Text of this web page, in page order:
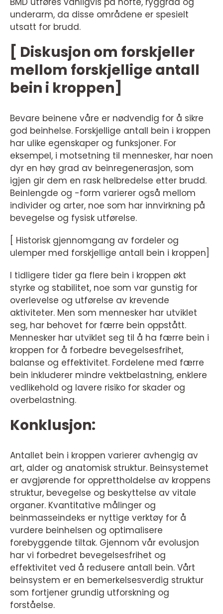
underarm, da disse områdene er spesielt
utsatt for brudd.
[ Diskusjon om forskjeller
mellom forskjellige antall
bein i kroppen]
Bevare beinene våre er nødvendig for å sikre
god beinhelse. Forskjellige antall bein i kroppen
har ulike egenskaper og funksjoner. For
eksempel, i motsetning til mennesker, har noen
dyr en høy grad av beinregenerasjon, som
igjen gir dem en rask helbredelse etter brudd.
Beinlengde og -form varierer også mellom
individer og arter, noe som har innvirkning på
bevegelse og fysisk utførelse.
[ Historisk gjennomgang av fordeler og
ulemper med forskjellige antall bein i kroppen]
I tidligere tider ga flere bein i kroppen økt
styrke og stabilitet, noe som var gunstig for
overlevelse og utførelse av krevende
aktiviteter. Men som mennesker har utviklet
seg, har behovet for færre bein oppstått.
Mennesker har utviklet seg til å ha færre bein i
kroppen for å forbedre bevegelsesfrihet,
balanse og effektivitet. Fordelene med færre
bein inkluderer mindre vektbelastning, enklere
vedlikehold og lavere risiko for skader og
overbelastning.
Konklusjon:
Antallet bein i kroppen varierer avhengig av
art, alder og anatomisk struktur. Beinsystemet
er avgjørende for opprettholdelse av kroppens
struktur, bevegelse og beskyttelse av vitale
organer. Kvantitative målinger og
beinmasseindeks er nyttige verktøy for å
vurdere beinhelsen og optimalisere
forebyggende tiltak. Gjennom vår evolusjon
har vi forbedret bevegelsesfrihet og
effektivitet ved å redusere antall bein. Vårt
beinsystem er en bemerkelsesverdig struktur
som fortjener grundig utforskning og
forståelse.